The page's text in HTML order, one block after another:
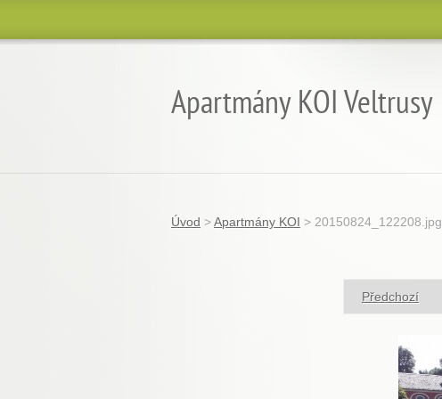
Apartmány KOI Veltrusy
Úvod >Apartmány KOI > 20150824_122208.jpg
Předchozí